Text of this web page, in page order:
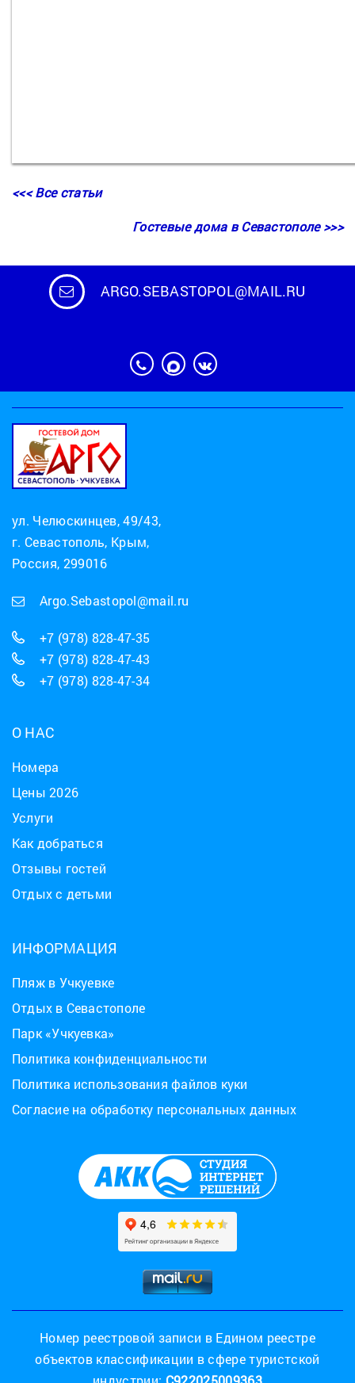
<<< Все статьи
Гостевые дома в Севастополе >>>
ARGO.SEBASTOPOL@MAIL.RU
ул. Челюскинцев, 49/43,
г. Севастополь, Крым,
Россия, 299016
Argo.Sebastopol@mail.ru
+7 (978) 828-47-35
+7 (978) 828-47-43
+7 (978) 828-47-34
О НАС
Номера
Цены 2026
Услуги
Как добраться
Отзывы гостей
Отдых с детьми
ИНФОРМАЦИЯ
Пляж в Учкуевке
Отдых в Севастополе
Парк «Учкуевка»
Политика конфиденциальности
Политика использования файлов куки
Согласие на обработку персональных данных
Номер реестровой записи в Едином реестре
объектов классификации в сфере туристской